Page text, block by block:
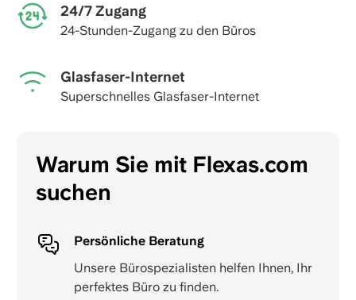
24/7 Zugang
24-Stunden-Zugang zu den Büros
Glasfaser-Internet
Superschnelles Glasfaser-Internet
Warum Sie mit Flexas.com
suchen
Persönliche Beratung
Unsere Bürospezialisten helfen Ihnen, Ihr
perfektes Büro zu finden.